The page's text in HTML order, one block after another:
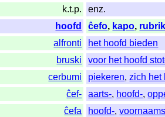
k.t.p.
enz.
hoofd
ĉefo, kapo,
alfronti
het hoofd bieden
bruski
voor het hoofd
cerbumi
piekeren,zich het
ĉef-
aarts-, hoofd-,
ĉefa
hoofd-,